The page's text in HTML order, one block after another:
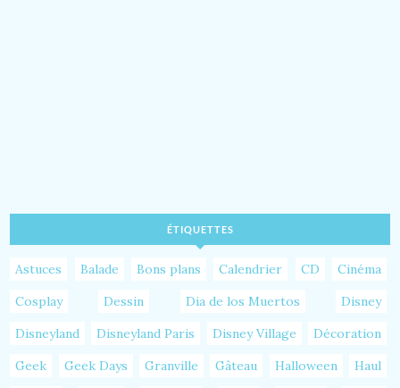
ÉTIQUETTES
Astuces Balade Bons plans Calendrier CD
Cinéma
Cosplay
Dessin Dia de los Muertos
Disney
Disneyland
Disneyland Paris Disney Village
Décoration
Geek
Geek Days Granville Gâteau Halloween
Haul